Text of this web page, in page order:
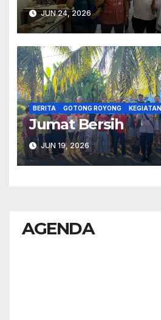
2027.
JUN 24, 2026
BERITA GOTONG ROYONG
Jumat Bersih
JUN 19, 2026
AGENDA